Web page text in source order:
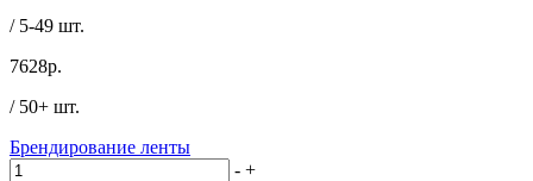
/ 5-49 шт.
7628р.
/ 50+ шт.
Брендирование ленты
- +